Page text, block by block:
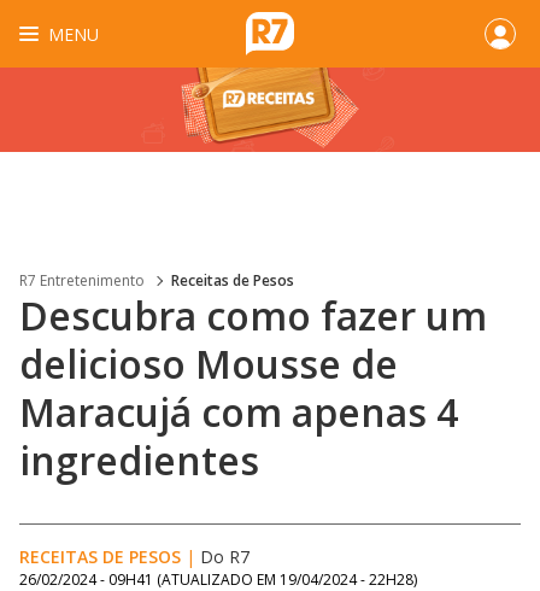
MENU
R7 Entretenimento Receitas de Pesos
Descubra como fazer um
delicioso Mousse de
Maracujá com apenas 4
ingredientes
RECEITAS DE PESOS | Do R7
26/02/2024 - 09H41 (ATUALIZADO EM 19/04/2024 - 22H28)